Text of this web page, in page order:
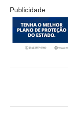
Publicidade